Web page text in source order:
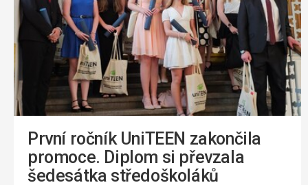
První ročník UniTEEN zakončila
promoce. Diplom si převzala
šedesátka středoškoláků